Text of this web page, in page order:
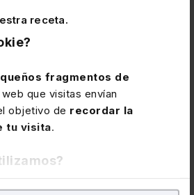
receta.
fragmentos de
que visitas envían
objetivo de recordar la
tu visita.
ya que en caso contrario, no
valor de tasación.
se adecua la regulación
estructura de la información